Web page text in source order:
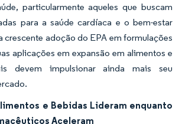
particularmente aqueles que buscam
para a saúde cardíaca e o bem-estar
crescente adoção do EPA em formulações
aplicações em expansão em alimentos e
devem impulsionar ainda mais seu
e Bebidas Lideram enquanto
Aceleram